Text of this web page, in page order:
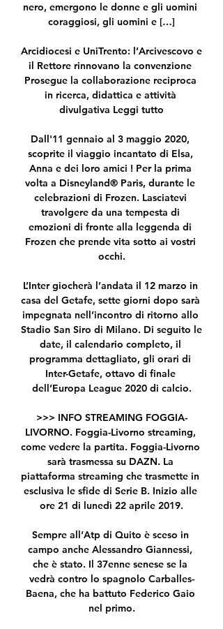
nero, emergono le donne e gli uomini
coraggiosi, gli uomini e […]
Arcidiocesi e UniTrento: l’Arcivescovo e
il Rettore rinnovano la convenzione
Prosegue la collaborazione reciproca
in ricerca, didattica e attività
divulgativa Leggi tutto
Dall'11 gennaio al 3 maggio 2020,
scoprite il viaggio incantato di Elsa,
Anna e dei loro amici ! Per la prima
volta a Disneyland® Paris, durante le
celebrazioni di Frozen. Lasciatevi
travolgere da una tempesta di
emozioni di fronte alla leggenda di
Frozen che prende vita sotto ai vostri
occhi.
L’Inter giocherà l’andata il 12 marzo in
casa del Getafe, sette giorni dopo sarà
impegnata nell’incontro di ritorno allo
Stadio San Siro di Milano. Di seguito le
date, il calendario completo, il
programma dettagliato, gli orari di
Inter-Getafe, ottavo di finale
dell’Europa League 2020 di calcio.
>>> INFO STREAMING FOGGIA-
LIVORNO. Foggia-Livorno streaming,
come vedere la partita. Foggia-Livorno
sarà trasmessa su DAZN. La
piattaforma streaming che trasmette in
esclusiva le sfide di Serie B. Inizio alle
ore 21 di lunedì 22 aprile 2019.
Sempre all‘Atp di Quito è sceso in
campo anche Alessandro Giannessi,
che è stato. Il 37enne senese se la
vedrà contro lo spagnolo Carballes-
Baena, che ha battuto Federico Gaio
nel primo.